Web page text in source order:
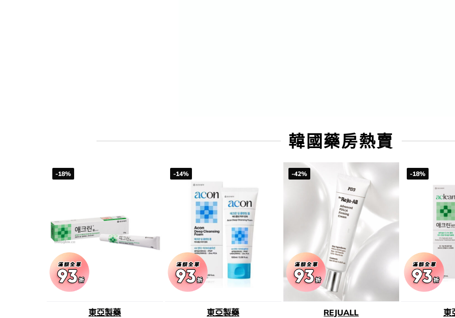
韓國藥房熱賣
-18%
東亞製藥
-14%
東亞製藥
-42%
REJUALL
-18%
東